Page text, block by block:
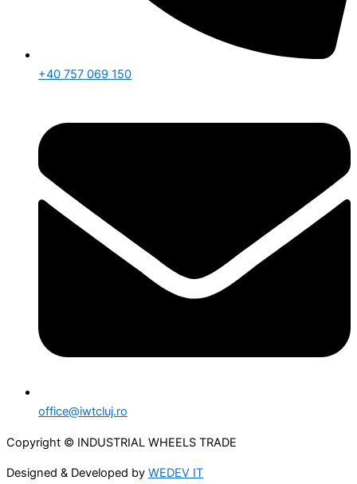
+40 757 069 150
office@iwtcluj.ro
Copyright © INDUSTRIAL WHEELS TRADE
Designed & Developed by WEDEV IT